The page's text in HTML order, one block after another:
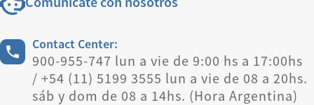
Contact Center:
900-955-747 lun a vie de 9:00 hs a 17:00hs
/ +54 (11) 5199 3555 lun a vie de 08 a 20hs.
sáb y dom de 08 a 14hs. (Hora Argentina)